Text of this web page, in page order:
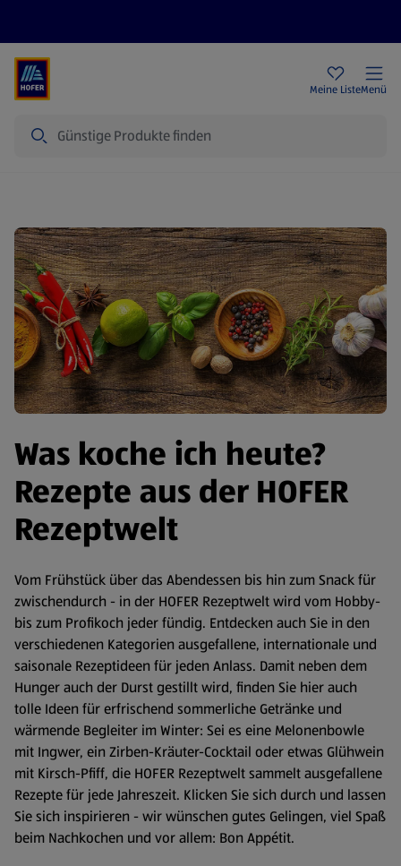
Meine ListeMenü
Was koche ich heute?
Rezepte aus der HOFER
Rezeptwelt
Vom Frühstück über das Abendessen bis hin zum Snack für
zwischendurch - in der HOFER Rezeptwelt wird vom Hobby-
bis zum Profikoch jeder fündig. Entdecken auch Sie in den
verschiedenen Kategorien ausgefallene, internationale und
saisonale Rezeptideen für jeden Anlass. Damit neben dem
Hunger auch der Durst gestillt wird, finden Sie hier auch
tolle Ideen für erfrischend sommerliche Getränke und
wärmende Begleiter im Winter: Sei es eine Melonenbowle
mit Ingwer, ein Zirben-Kräuter-Cocktail oder etwas Glühwein
mit Kirsch-Pfiff, die HOFER Rezeptwelt sammelt ausgefallene
Rezepte für jede Jahreszeit. Klicken Sie sich durch und lassen
Sie sich inspirieren - wir wünschen gutes Gelingen, viel Spaß
beim Nachkochen und vor allem: Bon Appétit.